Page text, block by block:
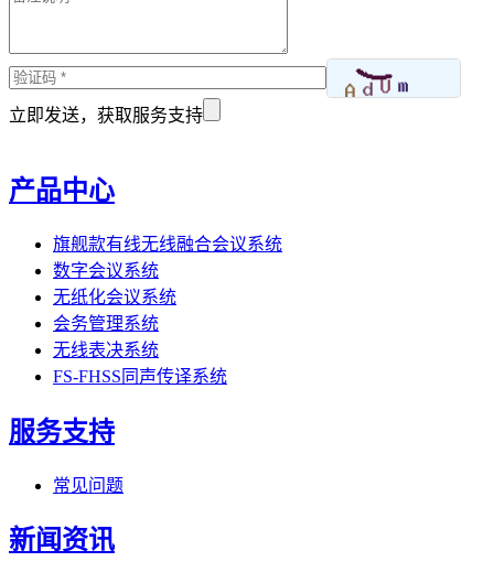
立即发送，获取服务支持
产品中心
旗舰款有线无线融合会议系统
数字会议系统
无纸化会议系统
会务管理系统
无线表决系统
FS-FHSS同声传译系统
服务支持
常见问题
新闻资讯